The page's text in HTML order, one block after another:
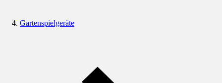
Gartenspielgeräte